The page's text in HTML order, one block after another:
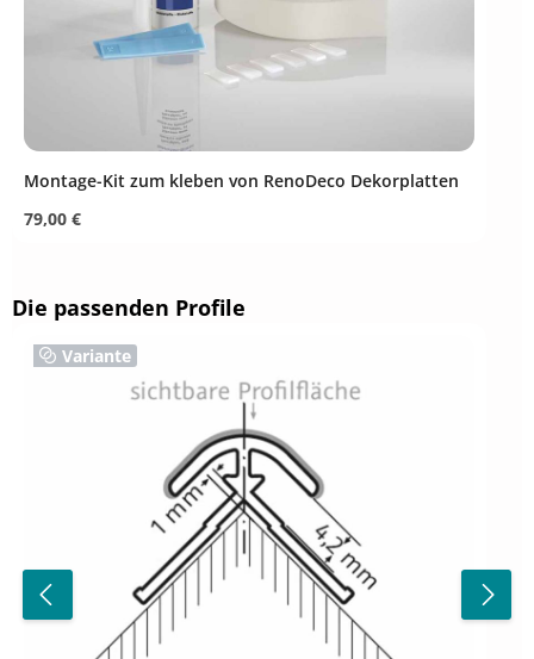
Montage-Kit zum kleben von RenoDeco Dekorplatten
Regulärer Preis:
79,00 €
Produktgalerie überspringen
Die passenden Profile
Variante